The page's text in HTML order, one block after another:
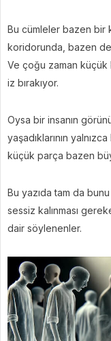
Bu cümleler bazen bir
koridorunda, bazen de
Ve çoğu zaman
iz bırakıyor.
Oysa bir insanın
yaşadıklarının
küçük parça bazen
Bu yazıda tam da
sessiz kalınması
dair söylenenler.